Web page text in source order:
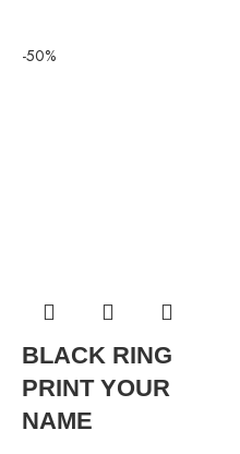
-50%
BLACK RING
PRINT YOUR
NAME